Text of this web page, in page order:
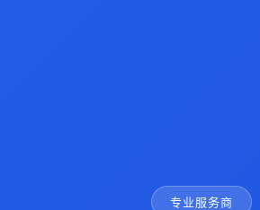
专业服务商